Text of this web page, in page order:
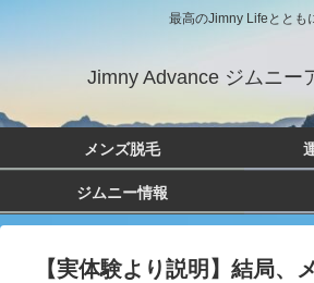
最高のJimny Lifeととも
Jimny Advance ジムニー
メンズ脱毛
ジムニー情報
【実体験より説明】結局、